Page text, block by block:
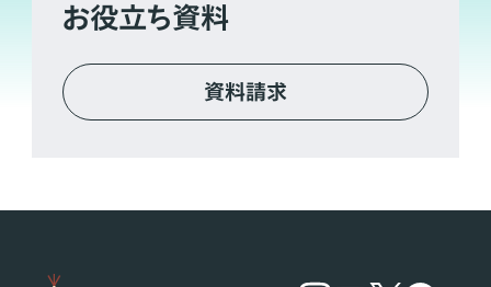
お役立ち資料
資料請求